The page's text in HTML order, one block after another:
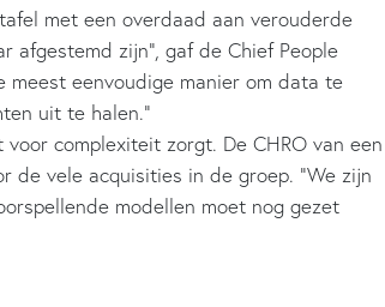
met een overdaad aan verouderde
afgestemd zijn”, gaf de Chief People
meest eenvoudige manier om data te
uit te halen.”
complexiteit zorgt. De CHRO van een
de vele acquisities in de groep. “We zijn
modellen moet nog gezet